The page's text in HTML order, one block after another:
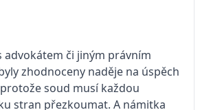
advokátem či jiným právním
zhodnoceny naděje na úspěch
soud musí každou
stran přezkoumat. A námitka